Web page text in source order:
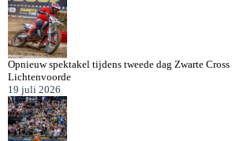
Opnieuw spektakel tijdens tweede dag Zwarte
Lichtenvoorde
19 juli 2026